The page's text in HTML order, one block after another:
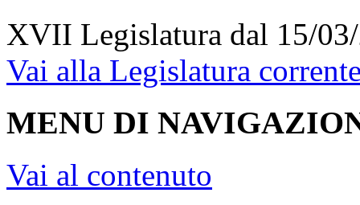
XVII Legislatura dal 15/
Vai alla Legislatura
MENU DI
Vai al contenuto